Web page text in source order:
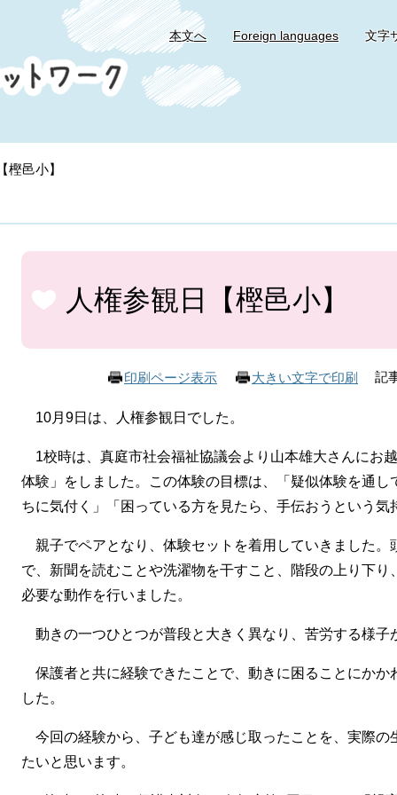
本文へ Foreign languages 文字
樫邑小】
本
人権参観日【樫邑小】
印刷ページ表示 大きい文字で印刷 記
10月9日は、人権参観日でした。
1校時は、真庭市社会福祉協議会より山本雄大さんにお
体験」をしました。この体験の目標は、「疑似体験を通
ちに気付く」「困っている方を見たら、手伝おうという気
親子でペアとなり、体験セットを着用していきました。
で、新聞を読むことや洗濯物を干すこと、階段の上り下
必要な動作を行いました。
動きの一つひとつが普段と大きく異なり、苦労する様子
保護者と共に経験できたことで、動きに困ることにかか
した。
今回の経験から、子ども達が感じ取ったことを、実際の
たいと思います。